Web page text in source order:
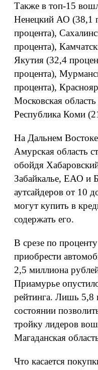
Также в топ-15
Ненецкий АО (38,1
процента),
процента),
Якутия (32,4
процента),
процента),
Московская
Республика Коми
На Дальнем
Амурская область
обойдя
Забайкалье, ЕАО и
аутсайдеров от 10
могут купить в
содержать его.
В срезе по
приобрести
2,5 миллиона
Приамурье
рейтинга. Лишь 5,8
состоянии
тройку лидеров
Магаданская
Что касается